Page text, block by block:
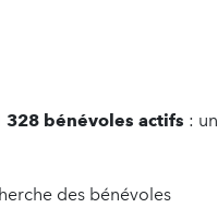
bénévoles actifs : un
des bénévoles